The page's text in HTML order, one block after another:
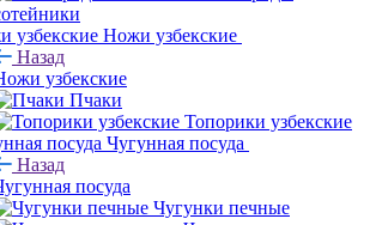
Ножи узбекские
Назад
узбекские
Пчаки
Топорики узбекские
Чугунная посуда
Назад
посуда
Чугунки печные